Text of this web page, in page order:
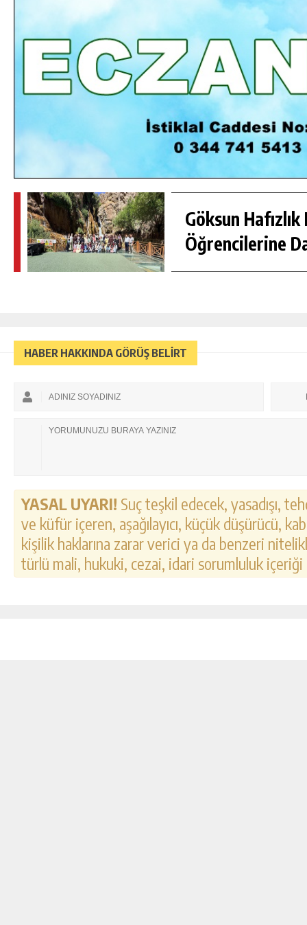
Göksun Hafızlık
Öğrencilerine
HABER HAKKINDA GÖRÜŞ BELİRT
YASAL UYARI! Suç teşkil edecek, yasadışı,
ve küfür içeren, aşağılayıcı, küçük düşürücü,
kişilik haklarına zarar verici ya da benzeri
türlü mali, hukuki, cezai, idari sorumluluk
GÜNLÜK HABER AKIŞI
GÖKSUN HAFIZLIK KIZ KUR’AN KURSU
ÖĞRENCILERINE DARENDE GEZISI.